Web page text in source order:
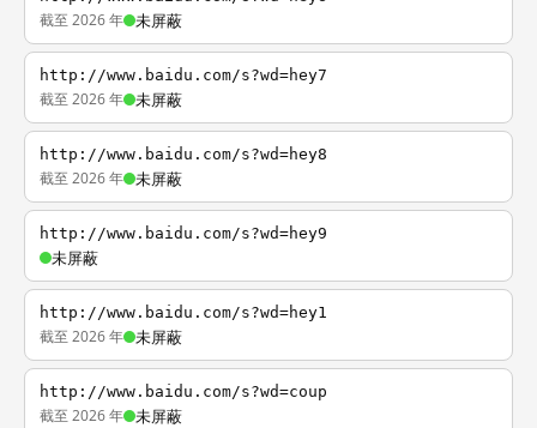
截至 2026 年 未屏蔽
http://www.baidu.com/s?wd=hey7
截至 2026 年 未屏蔽
http://www.baidu.com/s?wd=hey8
截至 2026 年 未屏蔽
http://www.baidu.com/s?wd=hey9
未屏蔽
http://www.baidu.com/s?wd=hey1
截至 2026 年 未屏蔽
http://www.baidu.com/s?wd=coup
截至 2026 年 未屏蔽